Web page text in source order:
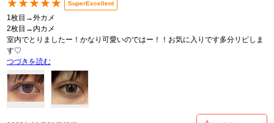
★★★★★ SuperExcellent
1枚目→外カメ
2枚目→内カメ
室内でとりましたー！かなり可愛いのではー！！お気に入りです多分リピしま
す♡
つづきを読む